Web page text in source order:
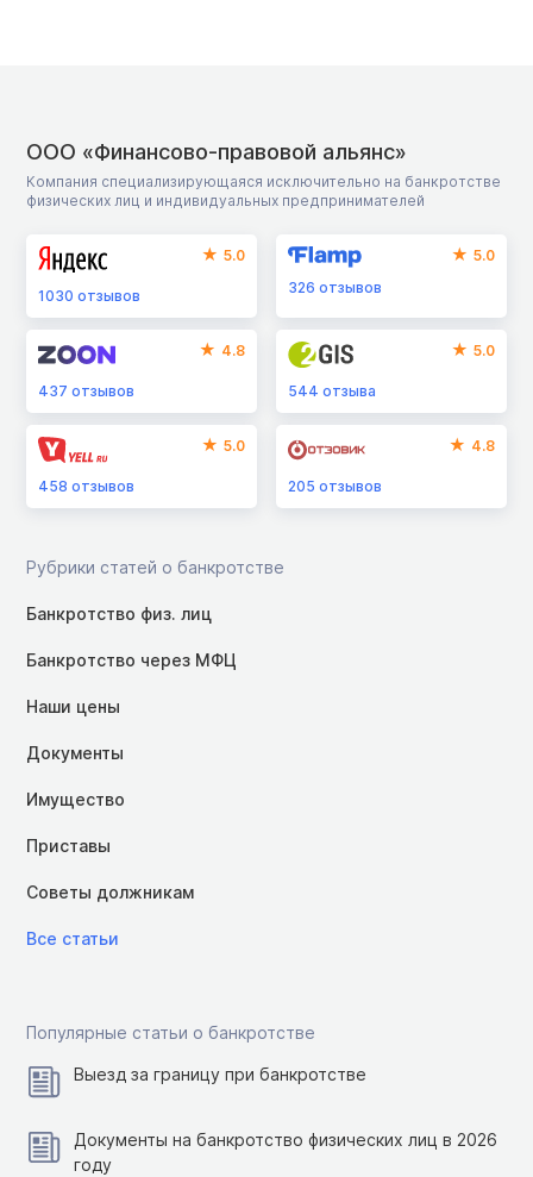
ООО «Финансово-правовой альянс»
Компания специализирующаяся исключительно на банкротстве
физических лиц и индивидуальных предпринимателей
5.0
1030 отзывов
5.0
326отзывов
4.8
437 отзывов
5.0
544отзыва
5.0
458 отзывов
4.8
205отзывов
Рубрики статей о банкротстве
Банкротство физ. лиц
Банкротство через МФЦ
Наши цены
Документы
Имущество
Приставы
Советы должникам
Все статьи
Популярные статьи о банкротстве
Выезд за границу при банкротстве
Документы на банкротство физических лиц в 2026
году